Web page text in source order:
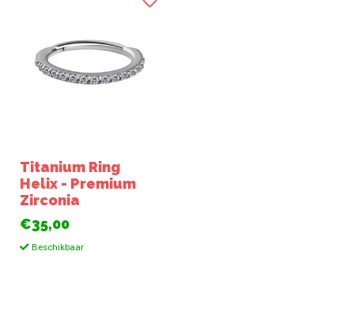
Titanium Ring
Helix - Premium
Zirconia
€35,00
Beschikbaar